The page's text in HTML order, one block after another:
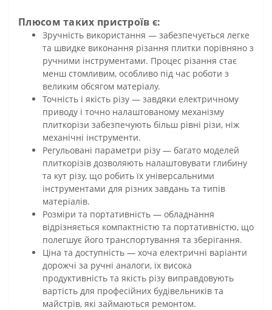
Плюсом таких пристроїв є:
Зручність використання — забезпечується легке
та швидке виконання різання плитки порівняно з
ручними інструментами. Процес різання стає
менш стомливим, особливо під час роботи з
великим обсягом матеріалу.
Точність і якість різу — завдяки електричному
приводу і точно налаштованому механізму
плиткорізи забезпечують більш рівні різи, ніж
механічні інструменти.
Регульовані параметри різу — багато моделей
плиткорізів дозволяють налаштовувати глибину
та кут різу, що робить їх універсальними
інструментами для різних завдань та типів
матеріалів.
Розміри та портативність — обладнання
відрізняється компактністю та портативністю, що
полегшує його транспортування та зберігання.
Ціна та доступність — хоча електричні варіанти
дорожчі за ручні аналоги, їх висока
продуктивність та якість різу виправдовують
вартість для професійних будівельників та
майстрів, які займаються ремонтом.